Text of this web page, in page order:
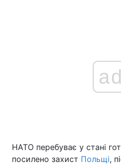
Україна
ad
НАТО перебуває у стані
посилено захист Польщі,